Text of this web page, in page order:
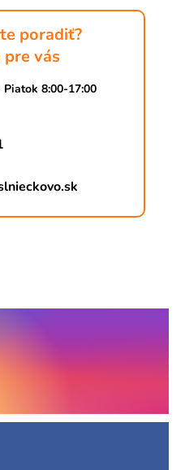
poradiť?
vás
8:00-17:00